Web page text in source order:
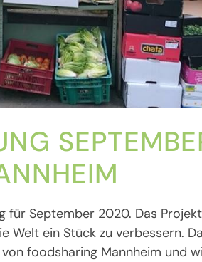
September 2020. Das
Welt ein Stück zu verbessern.
foodsharing Mannheim und